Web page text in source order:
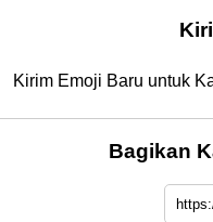
Kirim Emoji Baru untuk
Bagikan